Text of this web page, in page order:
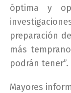
óptima y
preparación
más
podrán tener”.
Mayores